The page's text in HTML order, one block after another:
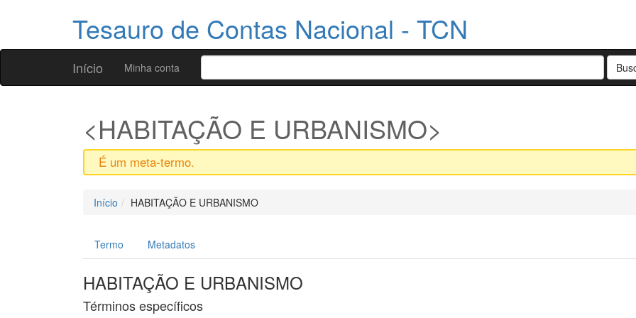
Tesauro de Contas Nacional - TCN
Início Minha conta
HABITAÇÃO E URBANISMO
É um meta-termo.
Início HABITAÇÃO E URBANISMO
Termo Metadatos
HABITAÇÃO E URBANISMO
Términos específicos